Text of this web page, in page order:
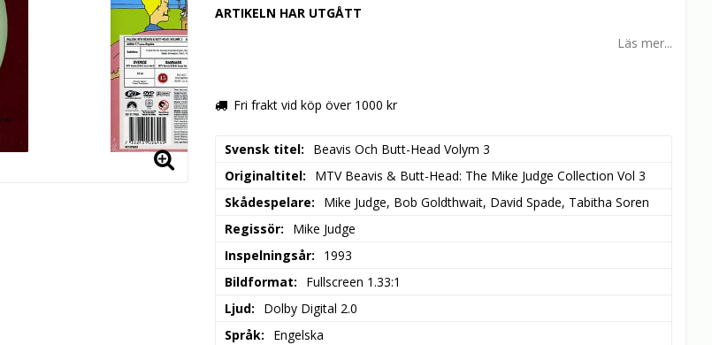
ARTIKELN HAR UTGÅTT
Läs mer...
Fri frakt vid köp över 1000 kr
Svensk titel
Beavis Och Butt-Head Volym 3
Originaltitel
MTV Beavis & Butt-Head: The Mike Judge Collection Vol 3
Skådespelare
Mike Judge, Bob Goldthwait, David Spade, Tabitha Soren
Regissör
Mike Judge
Inspelningsår
1993
Bildformat
Fullscreen 1.33:1
Ljud
Dolby Digital 2.0
Språk
Engelska